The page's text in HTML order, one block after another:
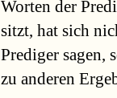
Worten der
sitzt, hat sich
Prediger sagen,
zu anderen